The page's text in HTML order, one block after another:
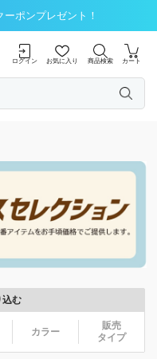
ポンプレゼント！
ログイン お気に入り 商品検索 カート
込む
カラー
販売
タイプ